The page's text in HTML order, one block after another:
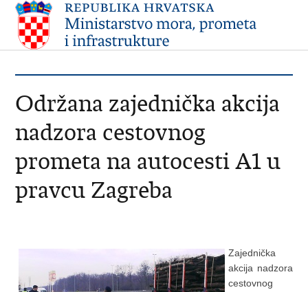
Održana zajednička akcija
nadzora cestovnog
prometa na autocesti A1 u
pravcu Zagreba
Zajednička
akcija nadzora
cestovnog